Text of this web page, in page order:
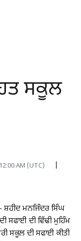
ਸਕੂਲ
AM (UTC)
ਮਨਜਿੰਦਰ ਸਿੰਘ
ਸਫਾਈ ਦੀ ਵਿੱਢੀ ਮੁਹਿੰਮ
ਸਕੂਲ ਦੀ ਸਫਾਈ ਕੀਤੀ